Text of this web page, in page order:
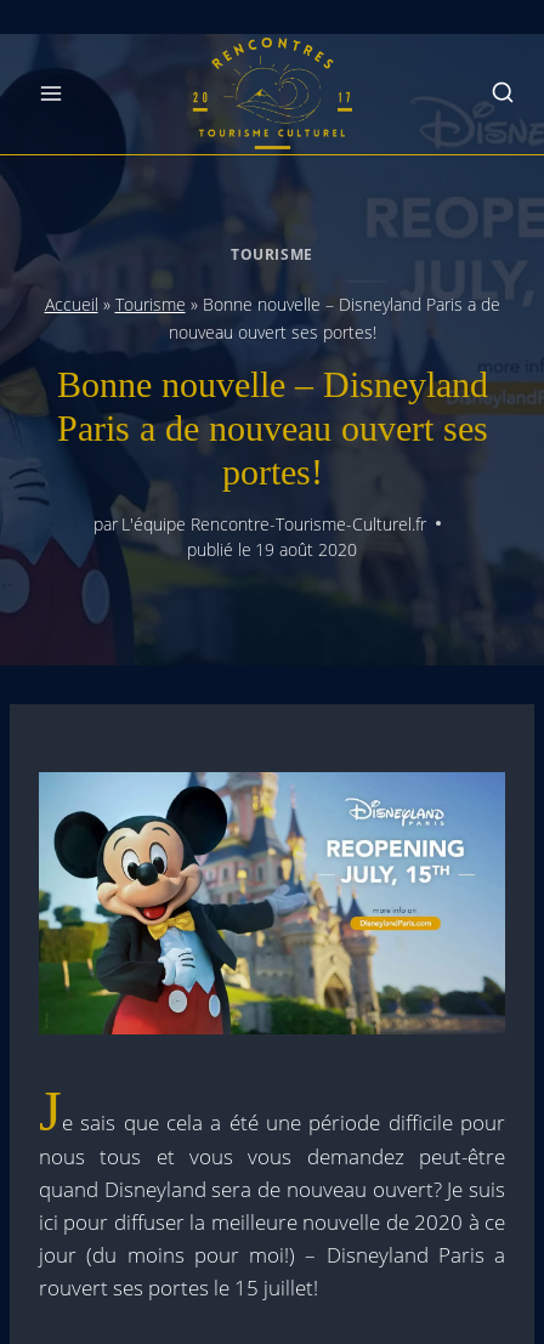
to
TOURISME
Accueil » Tourisme » Bonne nouvelle – Disneyland Paris a de
nouveau ouvert ses portes!
Bonne nouvelle – Disneyland
Paris a de nouveau ouvert ses
portes!
par L'équipe Rencontre-Tourisme-Culturel.fr
publié le 19 août 2020
Je sais que cela a été une période difficile pour
nous tous et vous vous demandez peut-être
quand Disneyland sera de nouveau ouvert? Je suis
ici pour diffuser la meilleure nouvelle de 2020 à ce
jour (du moins pour moi!) – Disneyland Paris a
rouvert ses portes le 15 juillet!